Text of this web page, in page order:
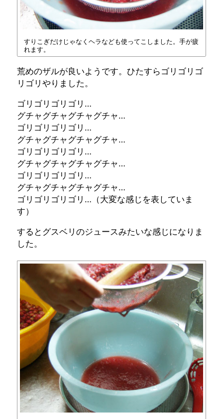
すりこぎだけじゃなくヘラなども使ってこしました。手が疲
れます。
荒めのザルが良いようです。ひたすらゴリゴリゴ
リゴリやりました。
ゴリゴリゴリゴリ…
グチャグチャグチャグチャ…
ゴリゴリゴリゴリ…
グチャグチャグチャグチャ…
ゴリゴリゴリゴリ…
グチャグチャグチャグチャ…
ゴリゴリゴリゴリ…
グチャグチャグチャグチャ…
ゴリゴリゴリゴリ…（大変な感じを表していま
す）
するとグスベリのジュースみたいな感じになりま
した。